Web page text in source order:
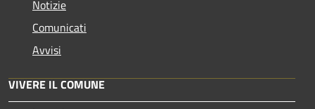
Notizie
Comunicati
Avvisi
VIVERE IL COMUNE